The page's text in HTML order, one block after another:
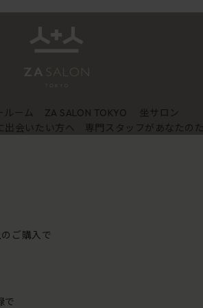
ルーム ZA SALON TOKYO
坐サロン
出会いたい方へ 専門スタッフがあなたの
ご購入で
で